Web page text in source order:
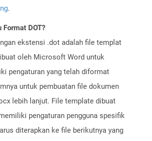
.
Format DOT?
ekstensi .dot adalah file templat
oleh Microsoft Word untuk
pengaturan yang telah diformat
untuk pembuatan file dokumen
lebih lanjut. File template dibuat
pengaturan pengguna spesifik
diterapkan ke file berikutnya yang